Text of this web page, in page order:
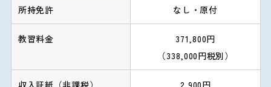
なし・原付
371,800円
（338,000円税別）
2,900円